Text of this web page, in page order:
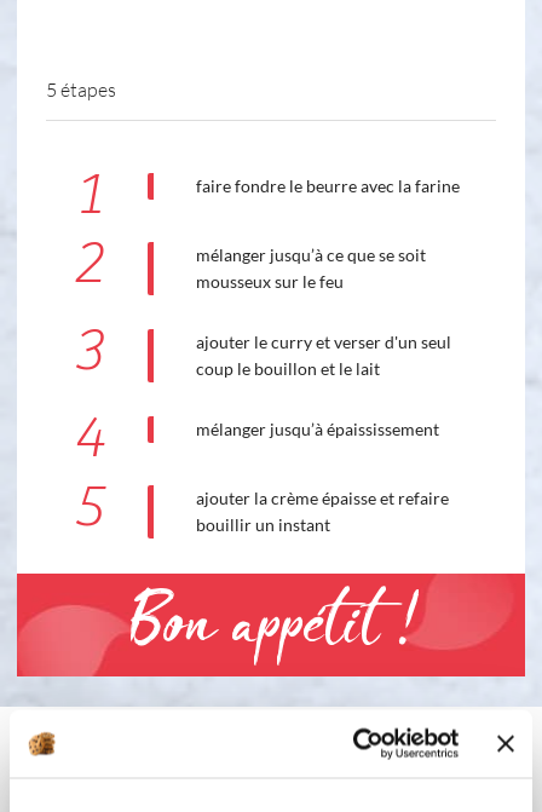
5 étapes
1 faire fondre le beurre avec la farine
2
mélanger jusqu’à ce que se soit
mousseux sur le feu
3
ajouter le curry et verser d'un seul
coup le bouillon et le lait
4 mélanger jusqu’à épaississement
5
ajouter la crème épaisse et refaire
bouillir un instant
Bon appétit !
Vous aimerez aussi ...